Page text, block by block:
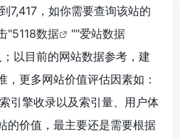
7,417，如你需要查询该站的
"5118数据 ""爱站数据
以目前的网站数据参考，建
，更多网站价值评估因素如：
引擎收录以及索引量、用户体
的价值，最主要还是需要根据